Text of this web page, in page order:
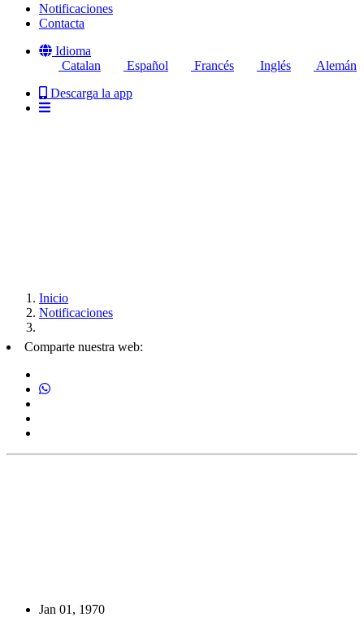
Notificaciones
Contacta
Idioma
Catalan
Español Francés Inglés
Alemán
Descarga la app
Inicio
Notificaciones
Comparte nuestra web:
Jan 01, 1970